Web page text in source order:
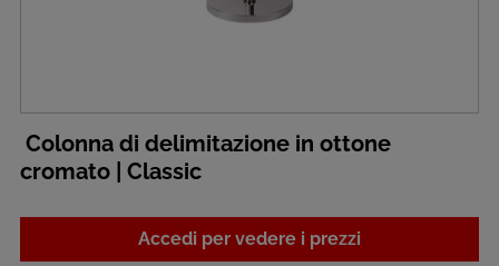
Colonna di delimitazione in ottone
cromato | Classic
Accedi per vedere i prezzi